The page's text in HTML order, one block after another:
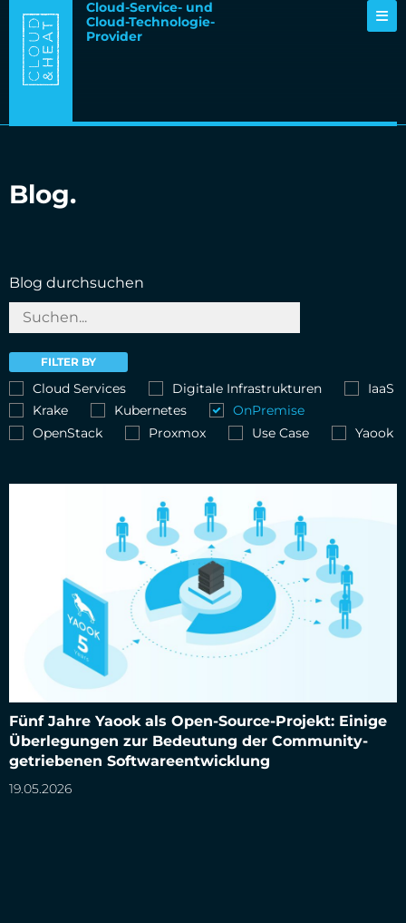
Cloud-Service- und
Cloud-Technologie-
Provider
Blog.
Blog durchsuchen
FILTER BY
Cloud Services Digitale Infrastrukturen
IaaS
Krake
Kubernetes
OnPremise
OpenStack
Proxmox Use Case Yaook
Fünf Jahre Yaook als Open-Source-Projekt: Einige
Überlegungen zur Bedeutung der Community-
getriebenen Softwareentwicklung
19.05.2026
Fünf Jahre Yaook als Open-Source-Projekt: Einige
Überlegungen zur Bedeutung der Community-getriebenen
Softwareentwicklung